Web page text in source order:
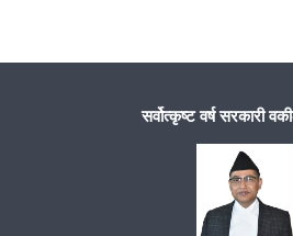
टिमुरे, रसुवागढी
समुदायमा सरकारी वकील
समुदायमा सरकारी वकील
सर्वोत्कृष्ट वर्ष सरकारी